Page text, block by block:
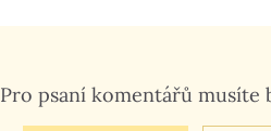
Pro psaní komentářů musíte